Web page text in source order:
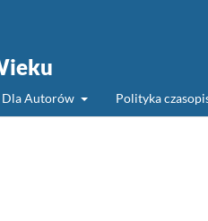
Dla Autorów Polityka